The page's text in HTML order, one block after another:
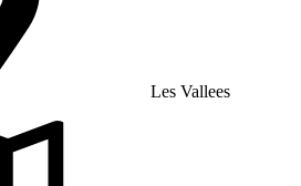
Les Vallees